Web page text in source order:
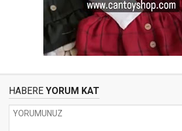
HABERE YORUM KAT